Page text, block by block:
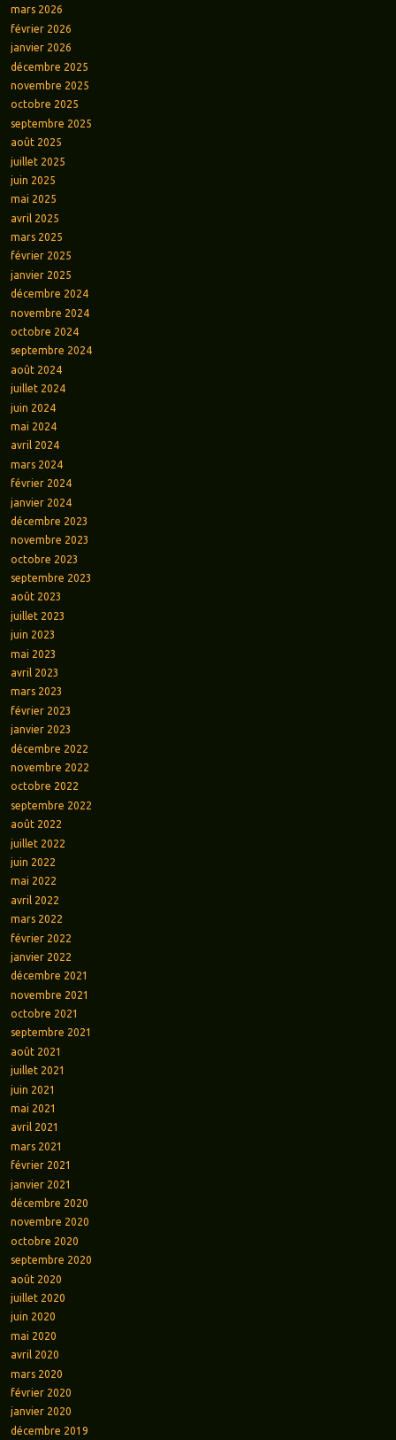
mars 2026
février 2026
janvier 2026
décembre 2025
novembre 2025
octobre 2025
septembre 2025
août 2025
juillet 2025
juin 2025
mai 2025
avril 2025
mars 2025
février 2025
janvier 2025
décembre 2024
novembre 2024
octobre 2024
septembre 2024
août 2024
juillet 2024
juin 2024
mai 2024
avril 2024
mars 2024
février 2024
janvier 2024
décembre 2023
novembre 2023
octobre 2023
septembre 2023
août 2023
juillet 2023
juin 2023
mai 2023
avril 2023
mars 2023
février 2023
janvier 2023
décembre 2022
novembre 2022
octobre 2022
septembre 2022
août 2022
juillet 2022
juin 2022
mai 2022
avril 2022
mars 2022
février 2022
janvier 2022
décembre 2021
novembre 2021
octobre 2021
septembre 2021
août 2021
juillet 2021
juin 2021
mai 2021
avril 2021
mars 2021
février 2021
janvier 2021
décembre 2020
novembre 2020
octobre 2020
septembre 2020
août 2020
juillet 2020
juin 2020
mai 2020
avril 2020
mars 2020
février 2020
janvier 2020
décembre 2019